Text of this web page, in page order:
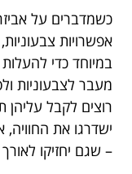
כשמדברים על
אפשרויות
במיוחד כדי
מעבר לצבעוניות
רוצים לקבל עליהן
ישדרגו את
– שגם יחזיקו